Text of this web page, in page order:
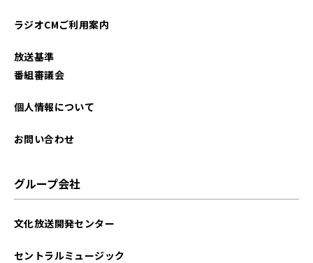
ラジオCMご利用案内
放送基準
番組審議会
個人情報について
お問い合わせ
グループ会社
文化放送開発センター
セントラルミュージック